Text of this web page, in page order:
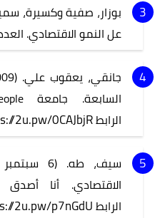
عل النمو الاقتصادي. العدد 1. مجلة
الرابط2u.pw/0CAJbjR.
الاقتصادي. أنا
الرابط2u.pw/p7nGdU.